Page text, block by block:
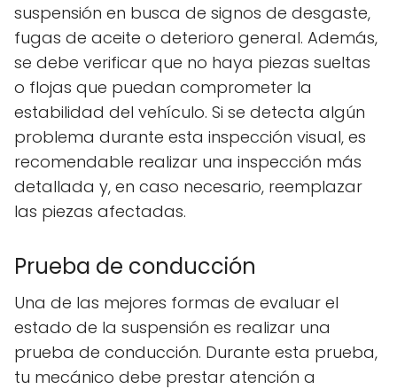
suspensión en busca de signos de desgaste,
fugas de aceite o deterioro general. Además,
se debe verificar que no haya piezas sueltas
o flojas que puedan comprometer la
estabilidad del vehículo. Si se detecta algún
problema durante esta inspección visual, es
recomendable realizar una inspección más
detallada y, en caso necesario, reemplazar
las piezas afectadas.
Prueba de conducción
Una de las mejores formas de evaluar el
estado de la suspensión es realizar una
prueba de conducción. Durante esta prueba,
tu mecánico debe prestar atención a